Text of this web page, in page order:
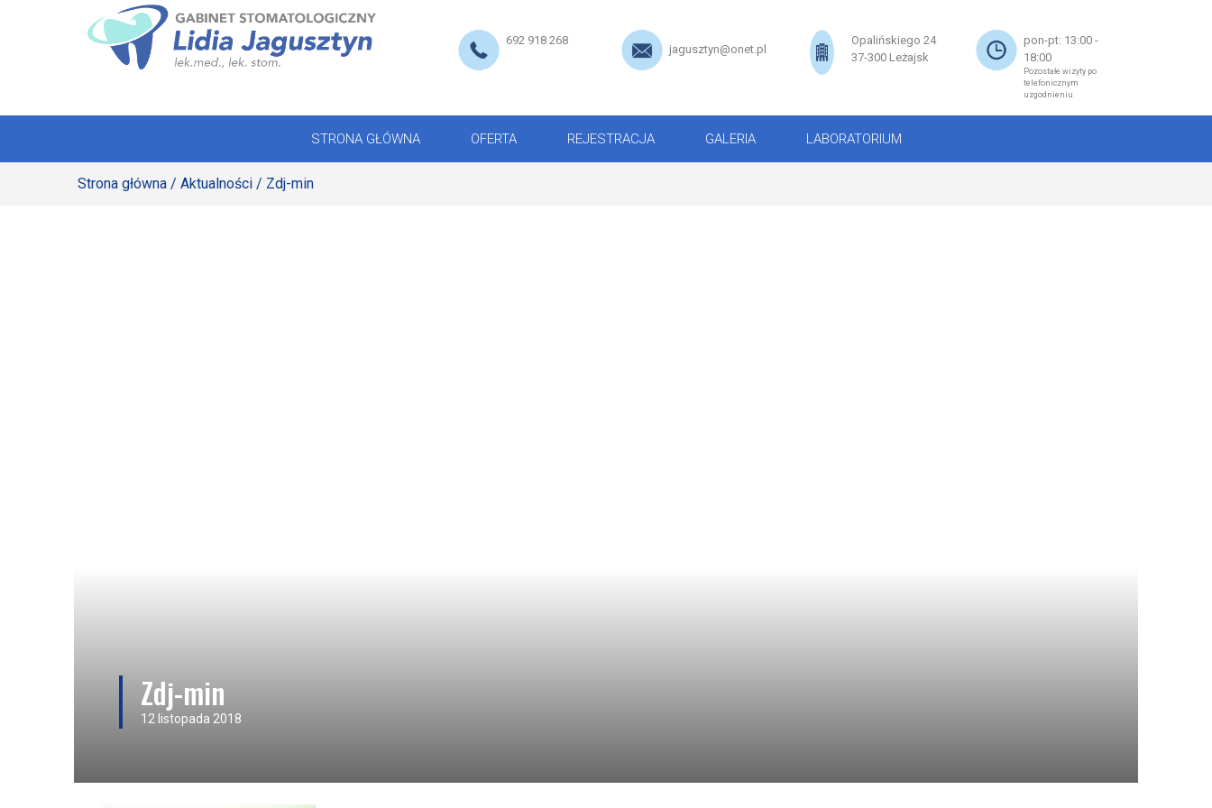
692 918 268
jagusztyn@onet.pl
Opalińskiego 24
37-300 Leżajsk
pon-pt: 13:00 -
18:00
Pozostałe wizyty po
telefonicznym
uzgodnieniu
STRONA GŁÓWNA OFERTA REJESTRACJA GALERIA LABORATORIUM
STRONA GŁÓWNA
GALERIAStrona główna / Aktualności / Zdj-min
Zdj-min
12 listopada 2018